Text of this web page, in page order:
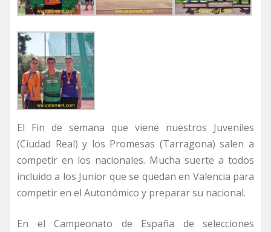
El Fin de semana que viene nuestros Juveniles
(Ciudad Real) y los Promesas (Tarragona) salen a
competir en los nacionales. Mucha suerte a todos
incluido a los Junior que se quedan en Valencia para
competir en el Autonómico y preparar su nacional.
En el Campeonato de España de selecciones